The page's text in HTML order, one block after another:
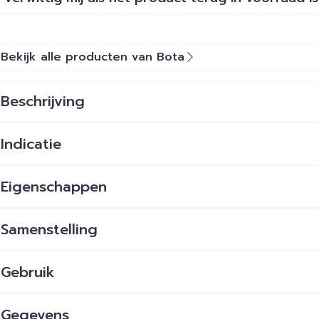
Bekijk alle producten van Bota
Beschrijving
Indicatie
Eigenschappen
Samenstelling
Gebruik
Gegevens